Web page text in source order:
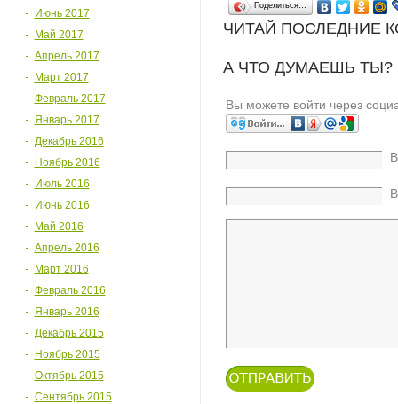
Июнь 2017
Май 2017
Апрель 2017
Март 2017
Февраль 2017
Январь 2017
Декабрь 2016
Ноябрь 2016
Июль 2016
Июнь 2016
Май 2016
Апрель 2016
Март 2016
Февраль 2016
Январь 2016
Декабрь 2015
Ноябрь 2015
Октябрь 2015
Сентябрь 2015
Поделиться…
ЧИТАЙ ПОСЛЕДНИЕ
А ЧТО ДУМАЕШЬ
Вы можете войти через